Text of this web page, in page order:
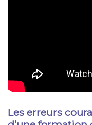
Les erreurs